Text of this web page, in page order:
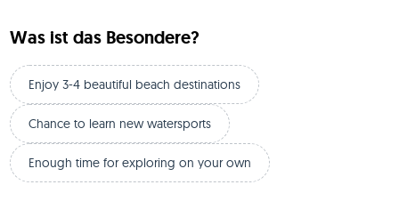
Was ist das Besondere?
Enjoy 3-4 beautiful beach destinations
Chance to learn new watersports
Enough time for exploring on your own